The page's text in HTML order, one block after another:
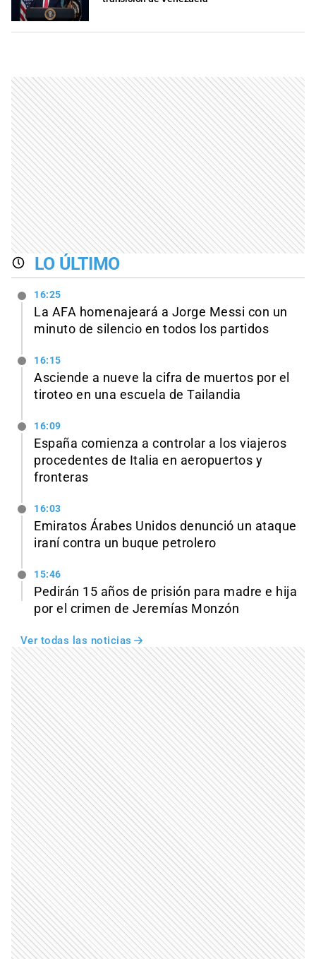
LO ÚLTIMO
16:25
La AFA homenajeará a Jorge Messi con un
minuto de silencio en todos los partidos
16:15
Asciende a nueve la cifra de muertos por el
tiroteo en una escuela de Tailandia
16:09
España comienza a controlar a los viajeros
procedentes de Italia en aeropuertos y
fronteras
16:03
Emiratos Árabes Unidos denunció un ataque
iraní contra un buque petrolero
15:46
Pedirán 15 años de prisión para madre e hija
por el crimen de Jeremías Monzón
Ver todas las noticias